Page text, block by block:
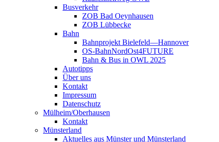
Busverkehr
ZOB Bad Oeynhausen
ZOB Lübbecke
Bahn
Bahnprojekt Bielefeld—Hannover
OS-BahnNordOst4FUTURE
Bahn & Bus in OWL 2025
Autotipps
Über uns
Kontakt
Impressum
Datenschutz
Mülheim/Oberhausen
Kontakt
Münsterland
Aktuelles aus Münster und Münsterland